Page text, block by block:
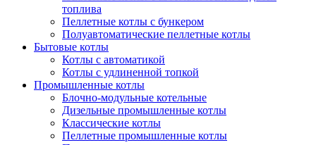
топлива
Пеллетные котлы с бункером
Полуавтоматические пеллетные котлы
Бытовые котлы
Котлы с автоматикой
Котлы с удлиненной топкой
Промышленные котлы
Блочно-модульные котельные
Дизельные промышленные котлы
Классические котлы
Пеллетные промышленные котлы